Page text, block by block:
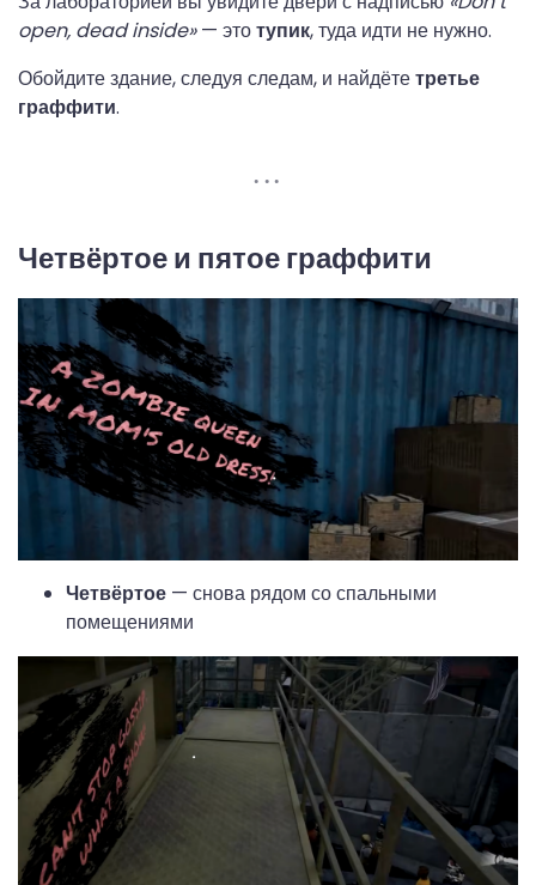
open, dead inside»— этотупик, туда идти не нужно.
Обойдите здание, следуя следам, и найдётетретье
граффити.
Четвёртое и пятое граффити
Четвёртое — снова рядом со спальными
помещениями